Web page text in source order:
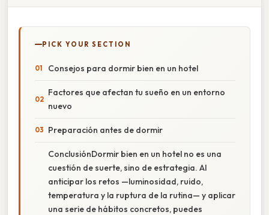
PICK YOUR SECTION
Consejos para dormir bien en un hotel
Factores que afectan tu sueño en un entorno
nuevo
Preparación antes de dormir
ConclusiónDormir bien en un hotel no es una
cuestión de suerte, sino de estrategia. Al
anticipar los retos —luminosidad, ruido,
temperatura y la ruptura de la rutina— y aplicar
una serie de hábitos concretos, puedes